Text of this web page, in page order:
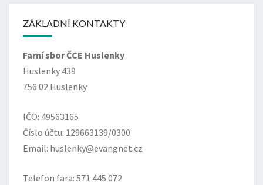
ZÁKLADNÍ KONTAKTY
Farní sbor ČCE Huslenky
Huslenky 439
756 02 Huslenky
IČO: 49563165
Číslo účtu: 129663139/0300
Email: huslenky@evangnet.cz
Telefon fara: 571 445 072